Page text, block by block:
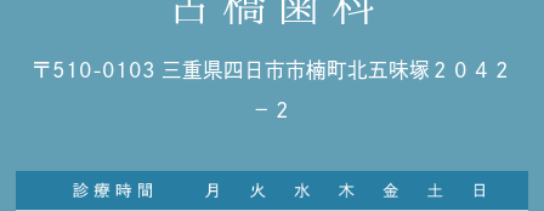
〒510-0103 三重県四日市市楠町北五味塚２０４２
−２